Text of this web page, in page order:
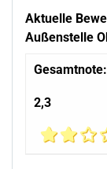
Aktuelle
Außenstelle
Gesamtnote:
2,3